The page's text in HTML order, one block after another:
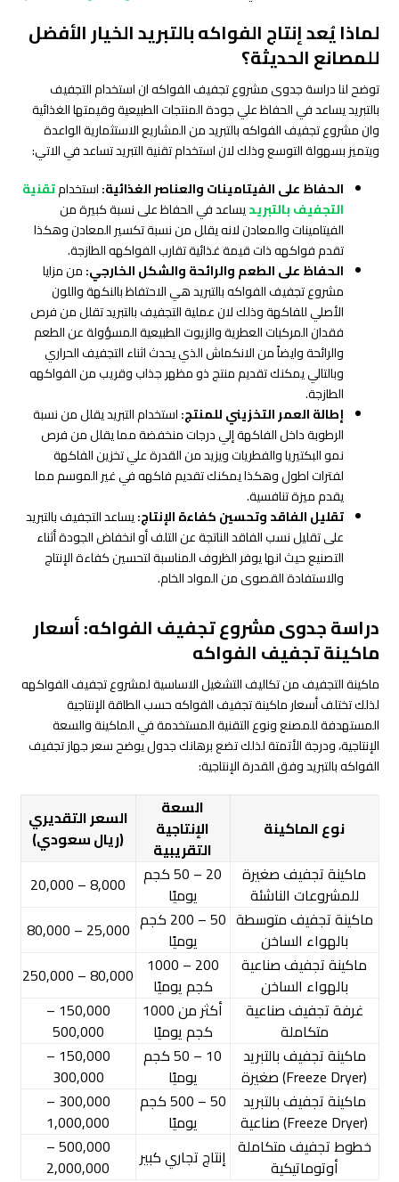
لماذا يُعد إنتاج الفواكه بالتبريد الخيار الأفضل
للمصانع الحديثة؟
توضح لنا دراسة جدوى مشروع تجفيف الفواكه ان استخدام التجفيف
بالتبريد يساعد في الحفاظ علي جودة المنتجات الطبيعية وقيمتها الغذائية
وان مشروع تجفيف الفواكه بالتبريد من المشاريع الاستثمارية الواعدة
ويتميز بسهولة التوسع وذلك لان استخدام تقنية التبريد تساعد في الاتي:
الحفاظ على الفيتامينات والعناصر الغذائية:استخدامتقنية
التجفيف بالتبريديساعد في الحفاظ على نسبة كبيرة من
الفيتامينات والمعادن لانه يقلل من نسبة تكسير المعادن وهكذا
تقدم فواكهه ذات قيمة غذائية تقارب الفواكهه الطازجة.
الحفاظ على الطعم والرائحة والشكل الخارجي:من مزايا
مشروع تجفيف الفواكه بالتبريد هي الاحتفاظ بالنكهة واللون
الأصلي للفاكهة وذلك لان عملية التجفيف بالتبريد تقلل من فرص
فقدان المركبات العطرية والزيوت الطبيعية المسؤولة عن الطعم
والرائحة وايضاً من الانكماش الذي يحدث اثناء التجفيف الحراري
وبالتالي يمكنك تقديم منتج ذو مظهر جذاب وقريب من الفواكهه
الطازجة.
إطالة العمر التخزيني للمنتج:استخدام التبريد يقلل من نسبة
الرطوبة داخل الفاكهة إلي درجات منخفضة مما يقلل من فرص
نمو البكتيريا والفطريات ويزيد من القدرة علي تخزين الفاكهة
لفترات اطول وهكذا يمكنك تقديم فاكهه في غير الموسم مما
يقدم ميزة تنافسية.
تقليل الفاقد وتحسين كفاءة الإنتاج:يساعد التجفيف بالتبريد
على تقليل نسب الفاقد الناتجة عن التلف أو انخفاض الجودة أثناء
التصنيع حيث انها يوفر الظروف المناسبة لتحسين كفاءة الإنتاج
والاستفادة القصوى من المواد الخام.
دراسة جدوى مشروع تجفيف الفواكه: أسعار
ماكينة تجفيف الفواكه
ماكينة التجفيف من تكاليف التشغيل الاساسية لمشروع تجفيف الفواكهه
لذلك تختلف أسعار ماكينة تجفيف الفواكه حسب الطاقة الإنتاجية
المستهدفة للمصنع ونوع التقنية المستخدمة في الماكينة والسعة
الإنتاجية، ودرجة الأتمتة لذلك تضع برهانك جدول يوضح سعر جهاز تجفيف
الفواكه بالتبريد وفق القدرة الإنتاجية:
نوع الماكينة
السعة
الإنتاجية
التقريبية
السعر التقديري
(ريال سعودي)
ماكينة تجفيف صغيرة
للمشروعات الناشئة
20 – 50 كجم
يوميًا
8,000 – 20,000
ماكينة تجفيف متوسطة
بالهواء الساخن
50 – 200 كجم
يوميًا
25,000 – 80,000
ماكينة تجفيف صناعية
بالهواء الساخن
200 – 1000
كجم يوميًا
80,000 – 250,000
غرفة تجفيف صناعية
متكاملة
أكثر من 1000
كجم يوميًا
150,000 –
500,000
ماكينة تجفيف بالتبريد
(Freeze Dryer) صغيرة
10 – 50 كجم
يوميًا
150,000 –
300,000
ماكينة تجفيف بالتبريد
(Freeze Dryer) صناعية
50 – 500 كجم
يوميًا
300,000 –
1,000,000
خطوط تجفيف متكاملة
أوتوماتيكية
إنتاج تجاري كبير
500,000 –
2,000,000